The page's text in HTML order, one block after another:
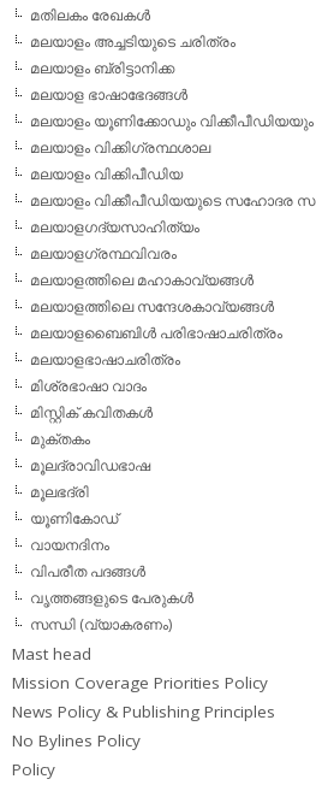
മതിലകം രേഖകള്‍
മലയാളം അച്ചടിയുടെ ചരിത്രം
മലയാളം ബ്രിട്ടാനിക്ക
മലയാള ഭാഷാഭേദങ്ങള്‍
മലയാളം യൂണിക്കോഡും വിക്കീപീഡിയയും
മലയാളം വിക്കിഗ്രന്ഥശാല
മലയാളം വിക്കിപീഡിയ
മലയാളം വിക്കീപീഡിയയുടെ സഹോദര
മലയാളഗദ്യസാഹിത്യം
മലയാളഗ്രന്ഥവിവരം
മലയാളത്തിലെ മഹാകാവ്യങ്ങള്‍
മലയാളത്തിലെ സന്ദേശകാവ്യങ്ങള്‍
മലയാളബൈബിള്‍ പരിഭാഷാചരിത്രം
മലയാളഭാഷാചരിത്രം
മിശ്രഭാഷാ വാദം
മിസ്റ്റിക് കവിതകള്‍
മുക്തകം
മൂലദ്രാവിഡഭാഷ
മൂലഭദ്രി
യൂണികോഡ്
വായനദിനം
വിപരീത പദങ്ങള്‍
വൃത്തങ്ങളുടെ പേരുകള്‍
സന്ധി (വ്യാകരണം)
Mast head
Mission Coverage Priorities Policy
News Policy & Publishing Principles
No Bylines Policy
Policy